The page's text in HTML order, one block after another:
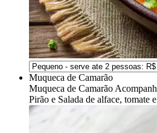
Muqueca de Camarão
Muqueca de Camarão
Pirão e Salada de alface, tomate